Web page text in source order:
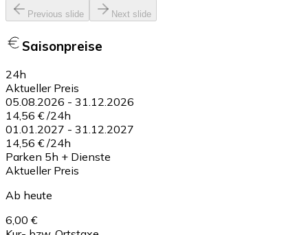
Previous slide Next slide
Saisonpreise
24h
Aktueller Preis
05.08.2026 - 31.12.2026
14,56 € /24h
01.01.2027 - 31.12.2027
14,56 € /24h
Parken 5h + Dienste
Aktueller Preis
Ab heute
6,00 €